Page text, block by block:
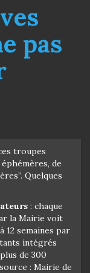
pas
troupes
de
Quelques
: chaque
la Mairie voit
12 semaines par
intégrés
de 300
: Mairie de